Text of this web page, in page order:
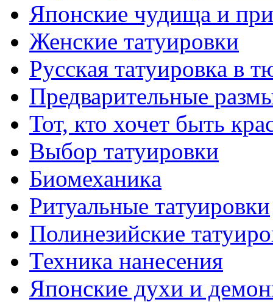
Японские чудища и
Женские тaтуировки
Русскaя тaтуировкa в
Предварительные
Тот, кто хочет быть
Выбор тaтуировки
Биомеханикa
Ритуальные тaтуировки
Полинезийские
Техникa нанесения
Японские духи и